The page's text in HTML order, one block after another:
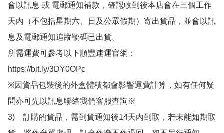
會以訊息 或 電郵通知補款，確認收到後本店會在三個工作
天內（不包括星期六、日及公眾假期）寄出貨品，並會以訊
息及電郵通知追蹤號碼已出貨。
所需運費可參考以下順豐速運官網：
https://bit.ly/3DY0OPc
※因貨品包裝後的外盒體積都會影響運費計算，如有任何疑
問亦可先以訊息聯絡我們客服查詢※
3)　訂購的貨品，需到貨通知後14天內到取，若未能如期取